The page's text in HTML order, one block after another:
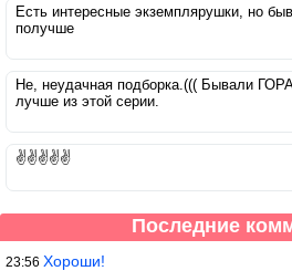
Есть интересные экземплярушки, но
получше
Не, неудачная подборка.((( Бывали
лучше из этой серии.
✌️✌️✌️✌️✌️
Последние
23:56 Хороши!